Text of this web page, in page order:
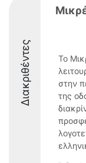
Διακριθέντες
Το
στην
της